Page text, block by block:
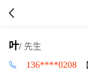
叶/ 先生
136****0208